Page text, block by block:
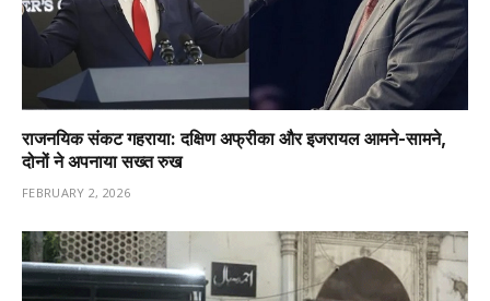
राजनयिक संकट गहराया: दक्षिण अफ्रीका और इजरायल आमने-सामने,
दोनों ने अपनाया सख्त रुख
FEBRUARY 2, 2026